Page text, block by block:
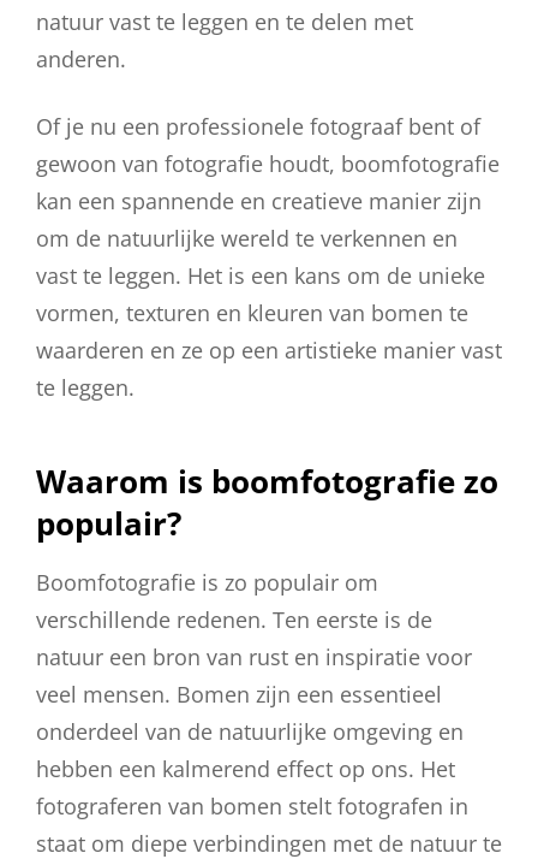
natuur vast te leggen en te delen met
anderen.
Of je nu een professionele fotograaf bent of
gewoon van fotografie houdt, boomfotografie
kan een spannende en creatieve manier zijn
om de natuurlijke wereld te verkennen en
vast te leggen. Het is een kans om de unieke
vormen, texturen en kleuren van bomen te
waarderen en ze op een artistieke manier vast
te leggen.
Waarom is boomfotografie zo
populair?
Boomfotografie is zo populair om
verschillende redenen. Ten eerste is de
natuur een bron van rust en inspiratie voor
veel mensen. Bomen zijn een essentieel
onderdeel van de natuurlijke omgeving en
hebben een kalmerend effect op ons. Het
fotograferen van bomen stelt fotografen in
staat om diepe verbindingen met de natuur te